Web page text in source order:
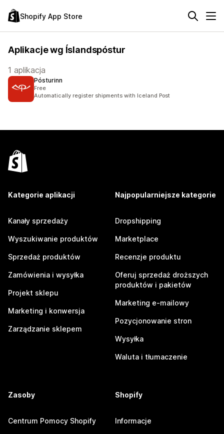
Shopify App Store
Aplikacje wg Íslandspóstur
1 aplikacja
Pósturinn
Free
Automatically register shipments with Iceland Post
Kategorie aplikacji
Kanały sprzedaży
Wyszukiwanie produktów
Sprzedaż produktów
Zamówienia i wysyłka
Projekt sklepu
Marketing i konwersja
Zarządzanie sklepem
Najpopularniejsze kategorie
Dropshipping
Marketplace
Recenzje produktu
Oferuj sprzedaż droższych
produktów i pakietów
Marketing e-mailowy
Pozycjonowanie stron
Wysyłka
Waluta i tłumaczenie
Zasoby
Centrum Pomocy Shopify
Shopify
Informacje